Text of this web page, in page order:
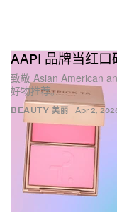
BEAUTY 美丽
AAPI 品牌当红口
致敬 Asian American
好物推荐。
Apr 2,